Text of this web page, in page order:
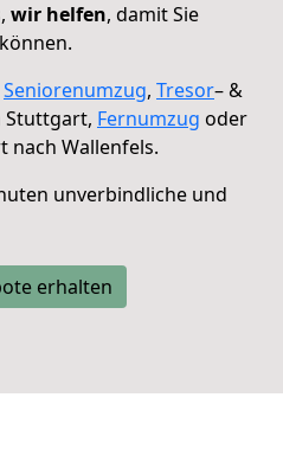
wir helfen, damit Sie
Seniorenumzug, Tresor– &
Stuttgart, Fernumzug oder
nach Wallenfels.
unverbindliche und
erhalten